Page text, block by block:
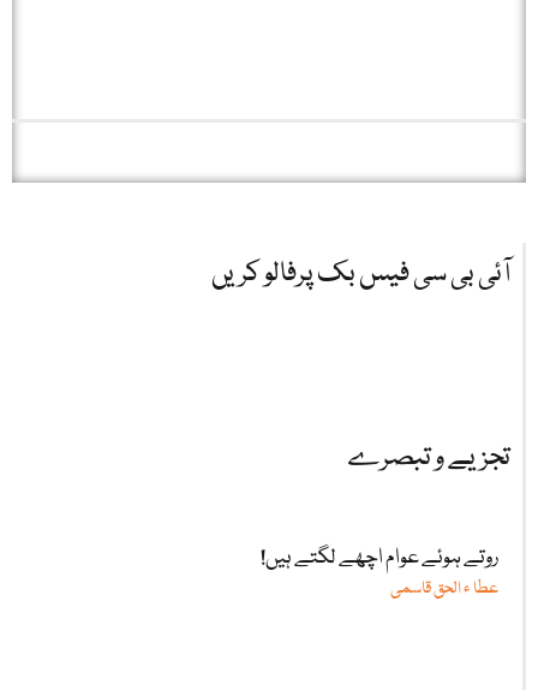
آئی بی سی فیس بک پرفالو کریں
تجزیے و تبصرے
روتے ہوئے عوام اچھے لگتے ہیں!
عطا ء الحق قاسمی